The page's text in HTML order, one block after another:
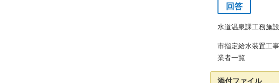
回答
水道温泉課工務施
市指定給水装置工
業者一覧
添付ファイル